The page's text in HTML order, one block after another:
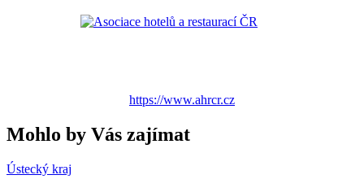
https://www.ahrcr.cz
Mohlo by Vás zajímat
Ústecký kraj